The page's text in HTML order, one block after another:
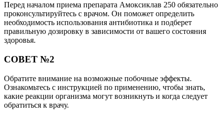
Перед началом приема препарата Амоксиклав 250 обязательно
проконсультируйтесь с врачом. Он поможет определить
необходимость использования антибиотика и подберет
правильную дозировку в зависимости от вашего состояния
здоровья.
СОВЕТ №2
Обратите внимание на возможные побочные эффекты.
Ознакомьтесь с инструкцией по применению, чтобы знать,
какие реакции организма могут возникнуть и когда следует
обратиться к врачу.